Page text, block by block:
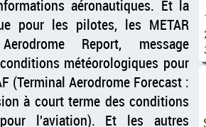
aéronautiques. Et la
pour les pilotes, les METAR
Report, message
météorologiques pour
(Terminal Aerodrome Forecast :
à court terme des conditions
pour l'aviation). Et les autres